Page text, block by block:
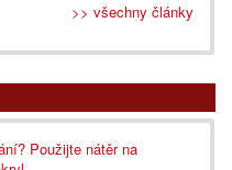
>> všechny články
Použijte nátěr na